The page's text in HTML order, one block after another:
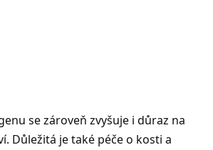
se zároveň zvyšuje i důraz na
Důležitá je také péče o kosti a